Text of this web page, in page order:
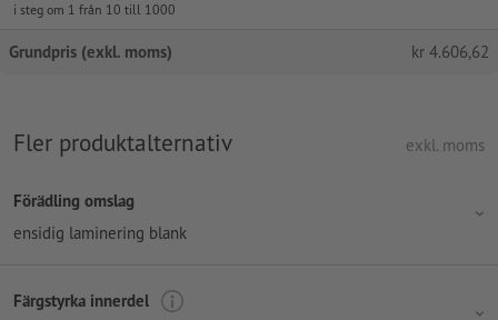
i steg om 1 från 10 till 1000
Grundpris (exkl. moms) kr 4.606,62
Fler produktalternativ exkl. moms
Förädling omslag
ensidig laminering blank
Färgstyrka innerdel